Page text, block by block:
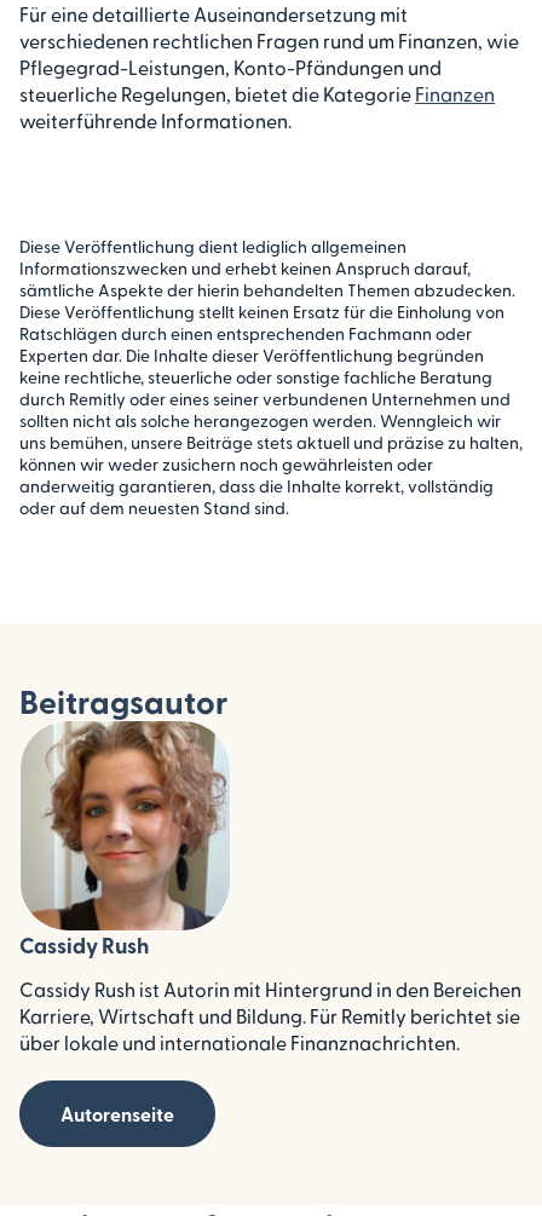
Für eine detaillierte Auseinandersetzung mit
verschiedenen rechtlichen Fragen rund um Finanzen, wie
Pflegegrad-Leistungen, Konto-Pfändungen und
steuerliche Regelungen, bietet die Kategorie Finanzen
weiterführende Informationen.
Diese Veröffentlichung dient lediglich allgemeinen
Informationszwecken und erhebt keinen Anspruch darauf,
sämtliche Aspekte der hierin behandelten Themen abzudecken.
Diese Veröffentlichung stellt keinen Ersatz für die Einholung von
Ratschlägen durch einen entsprechenden Fachmann oder
Experten dar. Die Inhalte dieser Veröffentlichung begründen
keine rechtliche, steuerliche oder sonstige fachliche Beratung
durch Remitly oder eines seiner verbundenen Unternehmen und
sollten nicht als solche herangezogen werden. Wenngleich wir
uns bemühen, unsere Beiträge stets aktuell und präzise zu halten,
können wir weder zusichern noch gewährleisten oder
anderweitig garantieren, dass die Inhalte korrekt, vollständig
oder auf dem neuesten Stand sind.
Beitragsautor
Cassidy Rush
Cassidy Rush ist Autorin mit Hintergrund in den Bereichen
Karriere, Wirtschaft und Bildung. Für Remitly berichtet sie
über lokale und internationale Finanznachrichten.
Autorenseite